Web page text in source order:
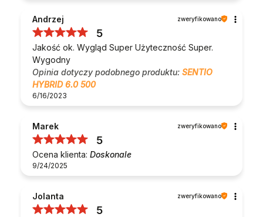
Andrzej zweryfikowano
5
Jakość ok. Wygląd Super Użyteczność Super.
Wygodny
Opinia dotyczy podobnego produktu: SENTIO
HYBRID 6.0 500
6/16/2023
Marek zweryfikowano
5
Ocena klienta: Doskonale
9/24/2025
Jolanta zweryfikowano
5